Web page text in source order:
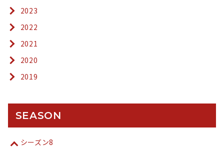
2023
2022
2021
2020
2019
SEASON
シーズン8